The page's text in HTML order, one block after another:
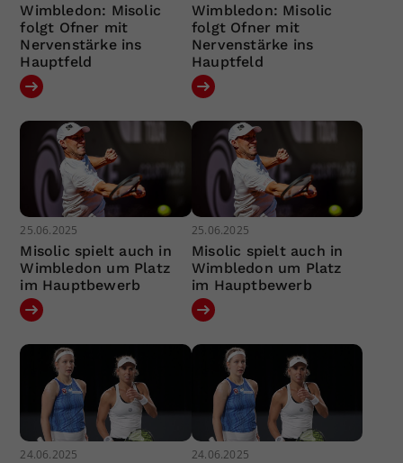
Wimbledon: Misolic
folgt Ofner mit
Nervenstärke ins
Hauptfeld
Wimbledon: Misolic
folgt Ofner mit
Nervenstärke ins
Hauptfeld
25.06.2025
Misolic spielt auch in
Wimbledon um Platz
im Hauptbewerb
25.06.2025
Misolic spielt auch in
Wimbledon um Platz
im Hauptbewerb
24.06.2025 24.06.2025